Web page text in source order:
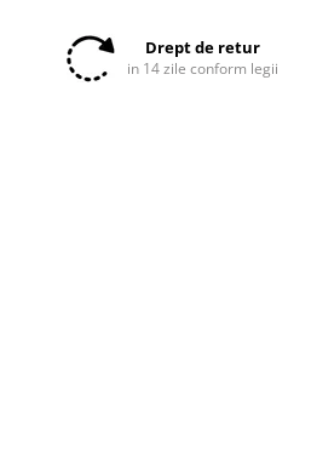
Drept de retur
in 14 zile conform legii